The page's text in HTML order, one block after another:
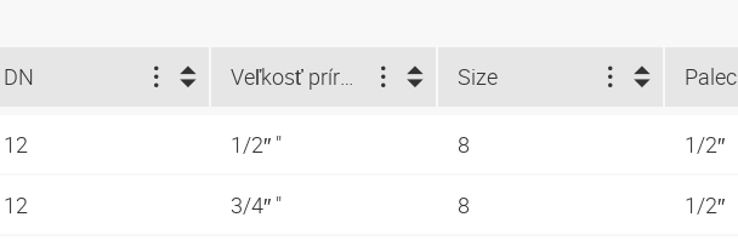
DN Veľkosť príruby (") Size Palec
12 1/2″ " 8 1/2″
12 3/4″ " 8 1/2″